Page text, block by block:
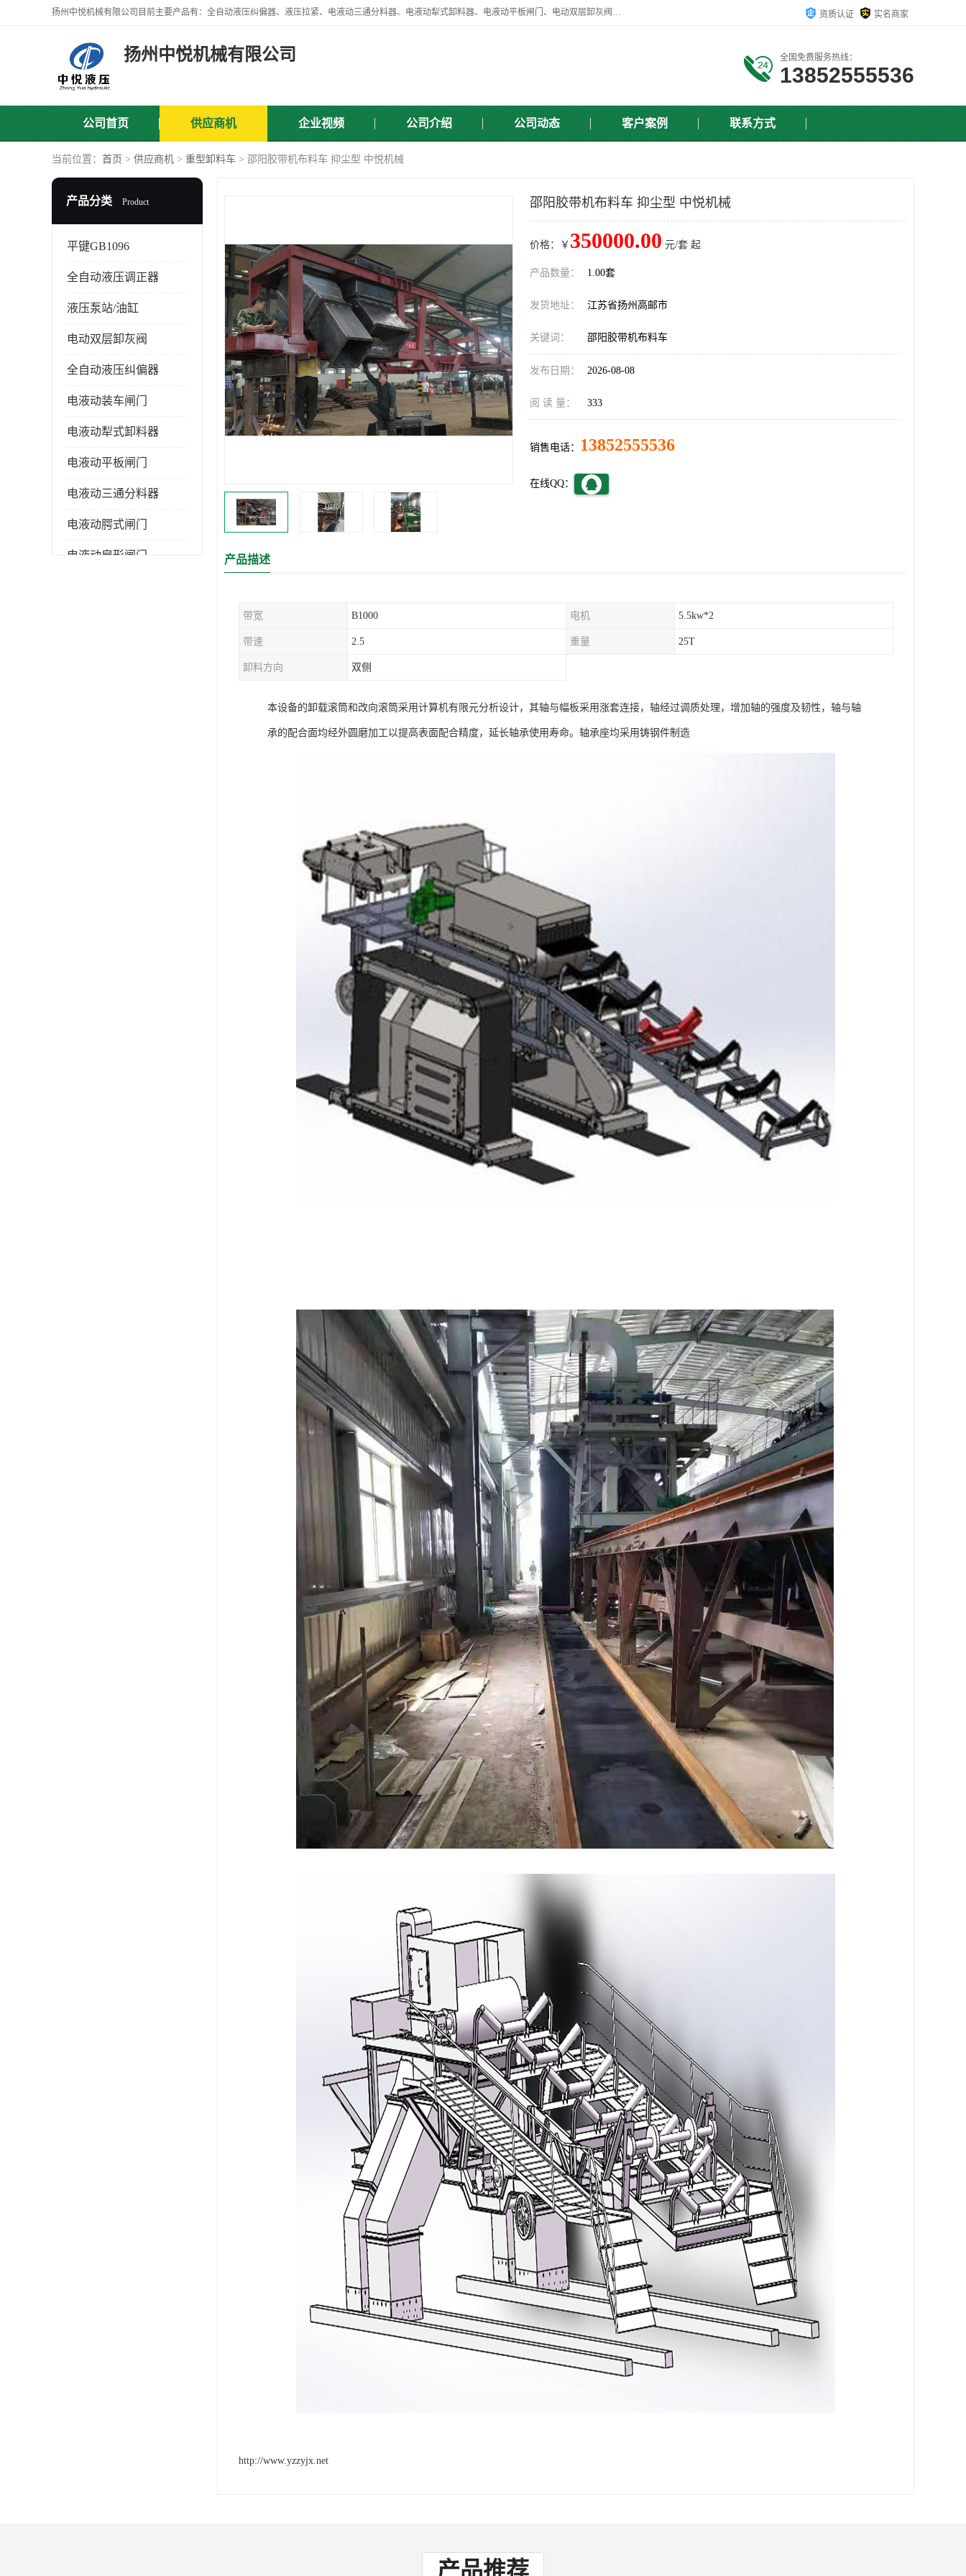
扬州中悦机械有限公司目前主要产品有：全自动液压纠偏器、液压拉紧、电液动三通分料器、电液动犁式卸料器、电液动平板闸门、电动双层卸灰阀、标准件、紧固件、液压泵站、新型电液推杆、皮带全自动液压调正器等，以及除尘通风类百余种产品系列。产品广泛适用于矿山、电力、煤矿、冶金、交通、化工、水利等行业。 资质认证 实名商家
扬州中悦机械有限公司 全国免费服务热线：
13852555536
公司首页 供应商机 企业视频 公司介绍 公司动态 客户案例 联系方式
当前位置： 首页 > 供应商机 > 重型卸料车 > 邵阳胶带机布料车 抑尘型 中悦机械
产品分类 Product
平键GB1096
全自动液压调正器
液压泵站/油缸
电动双层卸灰阀
全自动液压纠偏器
电液动装车闸门
电液动犁式卸料器
电液动平板闸门
电液动三通分料器
电液动腭式闸门
电液动扇形闸门
邵阳胶带机布料车 抑尘型 中悦机械
价格：￥ 350000.00 元/套 起
产品数量： 1.00套
发货地址： 江苏省扬州高邮市
关键词： 邵阳胶带机布料车
发布日期： 2026-08-08
阅 读 量： 333
销售电话： 13852555536
在线QQ：
产品描述
带宽 B1000 电机 5.5kw*2
带速 2.5 重量 25T
卸料方向 双侧
本设备的卸载滚筒和改向滚筒采用计算机有限元分析设计，其轴与幅板采用涨套连接，轴经过调质处理，增加轴的强度及韧性，轴与轴
承的配合面均经外圆磨加工以提高表面配合精度，延长轴承使用寿命。轴承座均采用铸钢件制造
http://www.yzzyjx.net
产品推荐